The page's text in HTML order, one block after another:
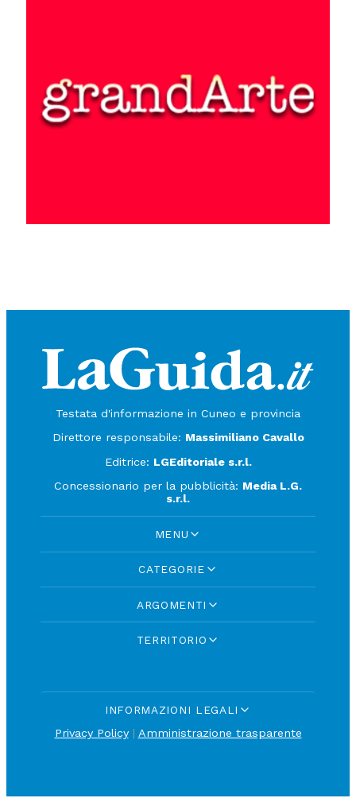
Testata d'informazione in Cuneo e provincia
Direttore responsabile: Massimiliano Cavallo
Editrice: LGEditoriale s.r.l.
Concessionario per la pubblicità: Media L.G.
s.r.l.
MENU
CATEGORIE
ARGOMENTI
TERRITORIO
INFORMAZIONI LEGALI
Privacy Policy| Amministrazione trasparente